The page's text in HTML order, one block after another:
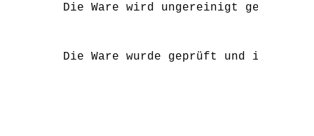
Die Ware wird ungereinigt
Die Ware wurde geprüft und ist